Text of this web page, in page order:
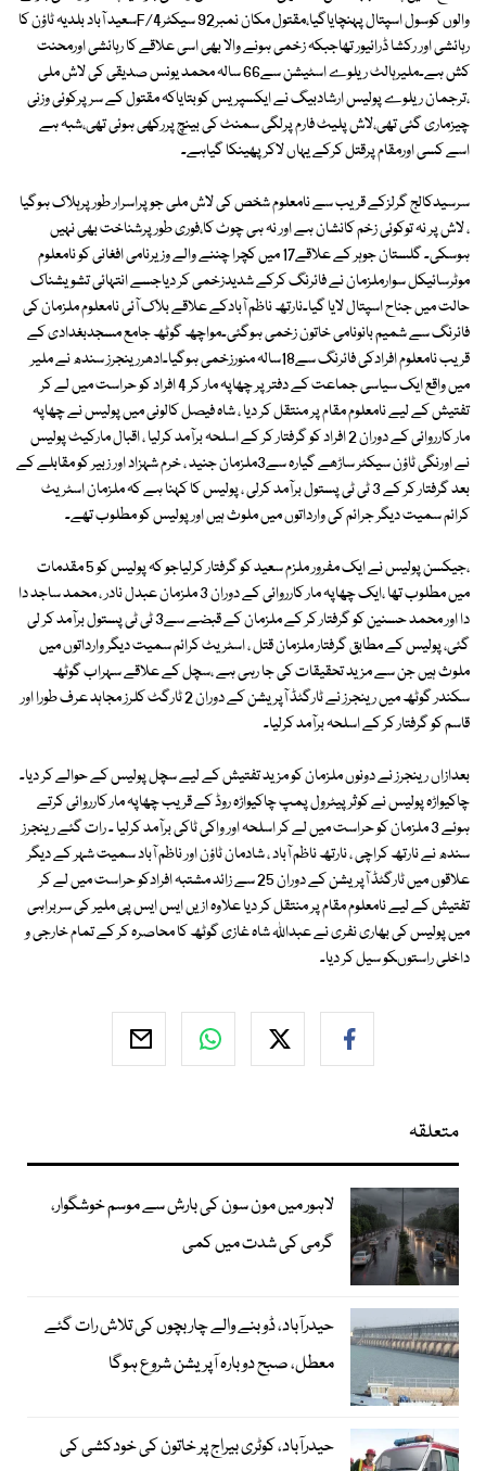
والوں کوسول اسپتال پہنچایاگیا،مقتول مکان نمبر92 سیکٹر4/Fسعید آباد بلدیہ ٹاؤن کا
رہائشی اور رکشا ڈرائیور تھاجبکہ زخمی ہونے والا بھی اسی علاقے کا رہائشی اورمحنت
کش ہے۔ملیرہالٹ ریلوے اسٹیشن سے66 سالہ محمد یونس صدیقی کی لاش ملی
،ترجمان ریلوے پولیس ارشادبیگ نے ایکسپریس کوبتایاکہ مقتول کے سرپرکوئی وزنی
چیزماری گئی تھی،لاش پلیٹ فارم پرلگی سمنٹ کی بینچ پررکھی ہوئی تھی،شبہ ہے
اسے کسی اورمقام پرقتل کرکے یہاں لاکرپھینکا گیاہے۔
سرسیدکالج گرلزکے قریب سے نامعلوم شخص کی لاش ملی جوپراسرار طور پرہلاک ہوگیا
، لاش پر نہ توکوئی زخم کانشان ہے اور نہ ہی چوٹ کا،فوری طورپرشناخت بھی نہیں
ہوسکی۔ گلستان جوہر کے علاقے17 میں کچرا چننے والے وزیرنامی افغانی کو نامعلوم
موٹرسائیکل سوارملزمان نے فائرنگ کرکے شدیدزخمی کر دیاجسے انتہائی تشویشناک
حالت میں جناح اسپتال لایا گیا۔نارتھ ناظم آبادکے علاقے بلاک آئی نامعلوم ملزمان کی
فائرنگ سے شمیم بانونامی خاتون زخمی ہوگئی۔مواچھ گوٹھ جامع مسجدبغدادی کے
قریب نامعلوم افرادکی فائرنگ سے18سالہ منورزخمی ہوگیا۔ادھررینجرز سندھ نے ملیر
میں واقع ایک سیاسی جماعت کے دفتر پر چھاپہ مار کر 4 افراد کو حراست میں لے کر
تفتیش کے لیے نامعلوم مقام پر منتقل کر دیا ، شاہ فیصل کالونی میں پولیس نے چھاپہ
مار کارروائی کے دوران 2 افراد کو گرفتار کر کے اسلحہ برآمد کرلیا ، اقبال مارکیٹ پولیس
نے اورنگی ٹاؤن سیکٹر ساڑھے گیارہ سے3ملزمان جنید ، خرم شہزاد اور زبیر کو مقابلے کے
بعد گرفتار کر کے 3 ٹی ٹی پستول برآمد کرلی ، پولیس کا کہنا ہے کہ ملزمان اسٹریٹ
کرائم سمیت دیگر جرائم کی وارداتوں میں ملوث ہیں اور پولیس کو مطلوب تھے۔
،جیکسن پولیس نے ایک مفرور ملزم سعید کو گرفتار کرلیاجو کہ پولیس کو 5 مقدمات
میں مطلوب تھا ،ایک چھاپہ مار کارروائی کے دوران 3 ملزمان عبدل نادر ، محمد ساجد دا
دا اور محمد حسنین کو گرفتار کر کے ملزمان کے قبضے سے3 ٹی ٹی پستول برآمد کر لی
گئی، پولیس کے مطابق گرفتار ملزمان قتل ، اسٹریٹ کرائم سمیت دیگر وارداتوں میں
ملوث ہیں جن سے مزید تحقیقات کی جا رہی ہے ،سچل کے علاقے سہراب گوٹھ
سکندر گوٹھ میں رینجرز نے ٹارگٹڈ آپریشن کے دوران 2 ٹارگٹ کلرز مجاہد عرف طورا اور
قاسم کو گرفتار کر کے اسلحہ برآمد کرلیا۔
بعدازاں رینجرز نے دونوں ملزمان کو مزید تفتیش کے لیے سچل پولیس کے حوالے کر دیا۔
چاکیواڑہ پولیس نے کوثر پیٹرول پمپ چاکیواڑہ روڈ کے قریب چھاپہ مار کارروائی کرتے
ہوئے 3 ملزمان کو حراست میں لے کر اسلحہ اور واکی ٹاکی برآمد کرلیا ۔ رات گئے رینجرز
سندھ نے نارتھ کراچی ، نارتھ ناظم آباد ، شادمان ٹاؤن اور ناظم آباد سمیت شہر کے دیگر
علاقوں میں ٹارگٹڈ آپریشن کے دوران 25 سے زائد مشتبہ افرادکو حراست میں لے کر
تفتیش کے لیے نامعلوم مقام پر منتقل کر دیا علاوہ ازیں ایس ایس پی ملیر کی سربراہی
میں پولیس کی بھاری نفری نے عبداﷲ شاہ غازی گوٹھ کا محاصرہ کر کے تمام خارجی و
داخلی راستوںکو سیل کر دیا۔
متعلقہ
لاہور میں مون سون کی بارش سے موسم خوشگوار،
گرمی کی شدت میں کمی
حیدرآباد، ڈوبنے والے چار بچوں کی تلاش رات گئے
معطل، صبح دوبارہ آپریشن شروع ہوگا
حیدرآباد، کوٹری بیراج پر خاتون کی خودکشی کی